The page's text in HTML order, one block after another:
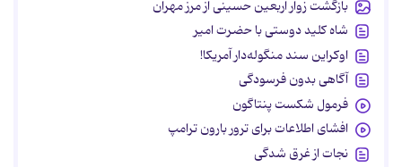
بازگشت زوار اربعین حسینی از مرز مهران
شاه کلید دوستی با حضرت امیر
اوکراین سند منگوله‌دار آمریکا!
آگاهی بدون فرسودگی
فرمول شکست پنتاگون
افشای اطلاعات برای ترور بارون ترامپ
نجات از غرق شدگی